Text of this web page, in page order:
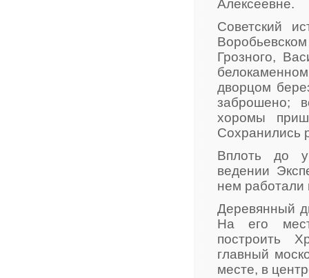
Алексеевне.
Советский
Грозного,
дворцом
заброшено;
хоромы
Сохранились
Вплоть до
ведении
нем работали
Деревянный
На его
построить
главный
месте, в